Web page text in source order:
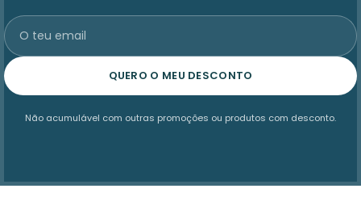
QUERO O MEU DESCONTO
Não acumulável com outras promoções ou produtos com desconto.